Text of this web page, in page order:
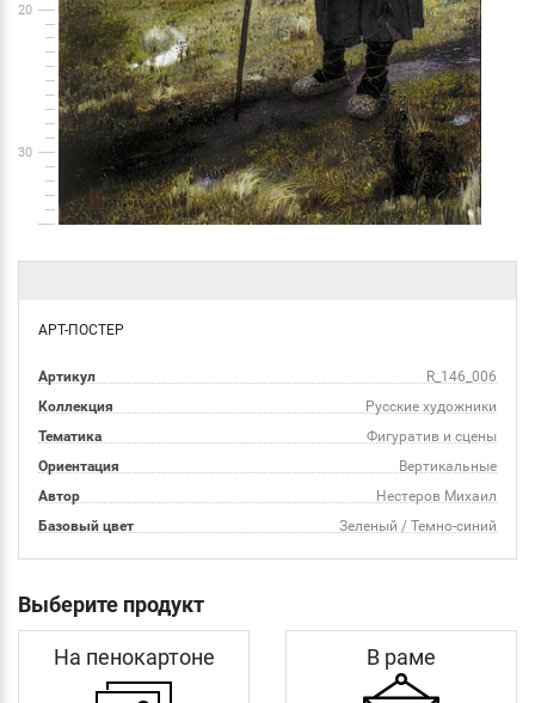
20
30
АРТ-ПОСТЕР
Артикул
R_146_006
Коллекция
Русские художники
Тематика
Фигуратив и сцены
Ориентация
Вертикальные
Автор
Нестеров Михаил
Базовый цвет
Зеленый / Темно-синий
Выберите продукт
На пенокартоне В раме